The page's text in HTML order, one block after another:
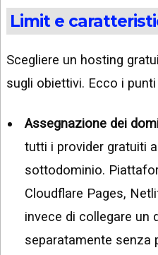
Limit e
Scegliere un hosting
sugli obiettivi. Ecco i punti
Assegnazione dei
tutti i provider gratuiti
sottodominio.
Cloudflare Pages,
invece di collegare un
separatamente senza